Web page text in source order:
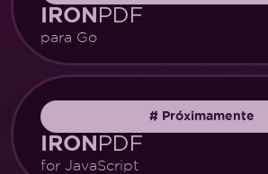
IRONPDF
para Go
#Próximamente
IRONPDF
for JavaScript